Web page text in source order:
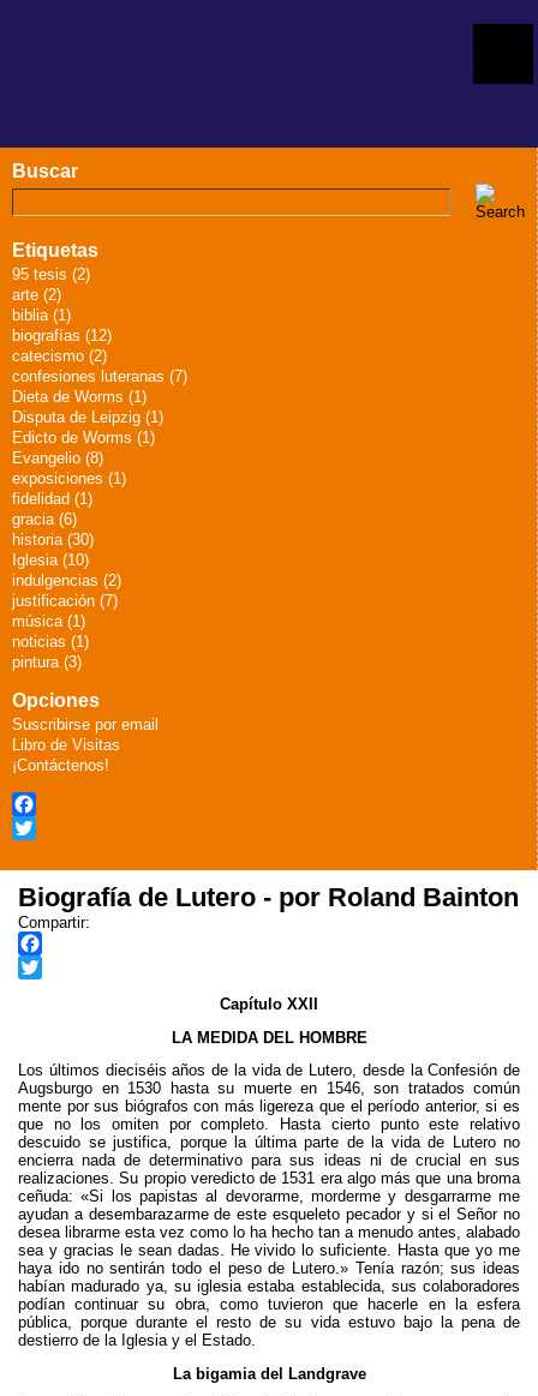
Buscar
Etiquetas
95 tesis (2)
arte (2)
biblia (1)
biografías (12)
catecismo (2)
confesiones luteranas (7)
Dieta de Worms (1)
Disputa de Leipzig (1)
Edicto de Worms (1)
Evangelio (8)
exposiciones (1)
fidelidad (1)
gracia (6)
historia (30)
Iglesia (10)
indulgencias (2)
justificación (7)
música (1)
noticias (1)
pintura (3)
Opciones
Suscribirse por email
Libro de Visitas
¡Contáctenos!
Facebook
Biografía de Lutero - por Roland Bainton
Compartir:
F
b
o
o
k
t
t
e
r
Capítulo XXII
LA MEDIDA DEL HOMBRE
Los últimos dieciséis años de la vida de Lutero, desde la Confesión de
Augsburgo en 1530 hasta su muerte en 1546, son tratados común
mente por sus biógrafos con más ligereza que el período anterior, si es
que no los omiten por completo. Hasta cierto punto este relativo
descuido se justifica, porque la última parte de la vida de Lutero no
encierra nada de determinativo para sus ideas ni de crucial en sus
realizaciones. Su propio veredicto de 1531 era algo más que una broma
ceñuda: «Si los papistas al devorarme, morderme y desgarrarme me
ayudan a desembarazarme de este esqueleto pecador y si el Señor no
desea librarme esta vez como lo ha hecho tan a menudo antes, alabado
sea y gracias le sean dadas. He vivido lo suficiente. Hasta que yo me
haya ido no sentirán todo el peso de Lutero.» Tenía razón; sus ideas
habían madurado ya, su iglesia estaba establecida, sus colaboradores
podían continuar su obra, como tuvieron que hacerle en la esfera
pública, porque durante el resto de su vida estuvo bajo la pena de
destierro de la Iglesia y el Estado.
La bigamia del Landgrave